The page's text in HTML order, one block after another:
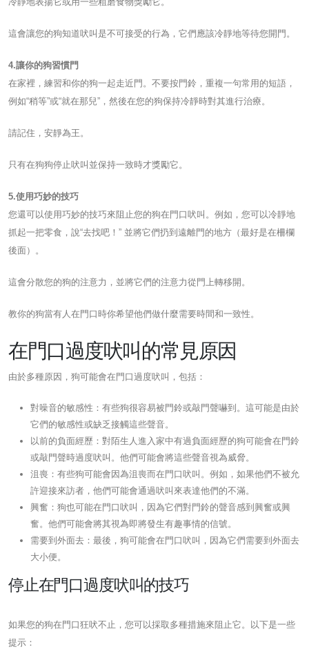
這會讓您的狗知道吠叫是不可接受的行為，它們應該冷靜地等待您開門。
4.讓你的狗習慣門
在家裡，練習和你的狗一起走近門。不要按門鈴，重複一句常用的短語，
例如“稍等”或“就在那兒”，然後在您的狗保持冷靜時對其進行治療。
請記住，安靜為王。
只有在狗狗停止吠叫並保持一致時才獎勵它。
5.使用巧妙的技巧
您還可以使用巧妙的技巧來阻止您的狗在門口吠叫。例如，您可以冷靜地
抓起一把零食，說“去找吧！” 並將它們扔到遠離門的地方（最好是在柵欄
後面）。
這會分散您的狗的注意力，並將它們的注意力從門上轉移開。
教你的狗當有人在門口時你希望他們做什麼需要時間和一致性。
在門口過度吠叫的常見原因
由於多種原因，狗可能會在門口過度吠叫，包括：
對噪音的敏感性：有些狗很容易被門鈴或敲門聲嚇到。這可能是由於
它們的敏感性或缺乏接觸這些聲音。
以前的負面經歷：對陌生人進入家中有過負面經歷的狗可能會在門鈴
或敲門聲時過度吠叫。他們可能會將這些聲音視為威脅。
沮喪：有些狗可能會因為沮喪而在門口吠叫。例如，如果他們不被允
許迎接來訪者，他們可能會通過吠叫來表達他們的不滿。
興奮：狗也可能在門口吠叫，因為它們對門鈴的聲音感到興奮或興
奮。他們可能會將其視為即將發生有趣事情的信號。
需要到外面去：最後，狗可能會在門口吠叫，因為它們需要到外面去
大小便。
停止在門口過度吠叫的技巧
如果您的狗在門口狂吠不止，您可以採取多種措施來阻止它。以下是一些
提示：